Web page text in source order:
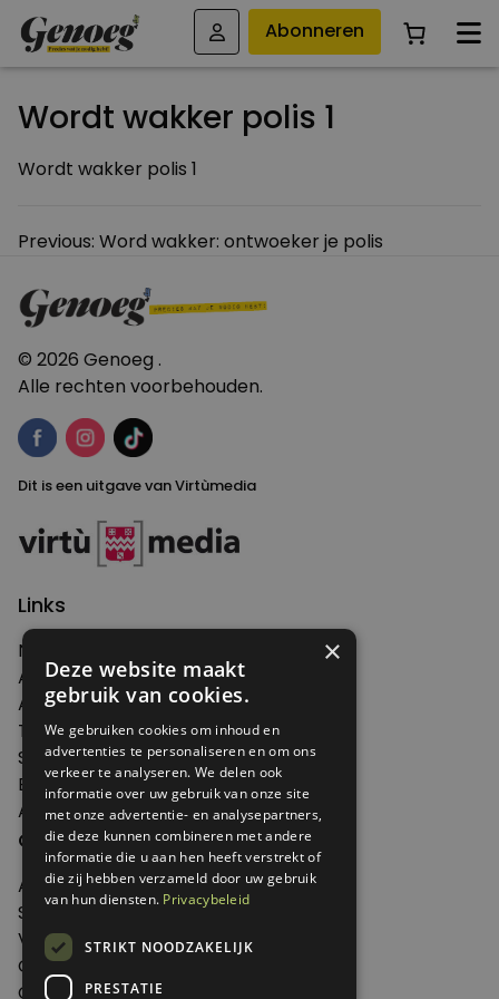
Abonneren
Wordt wakker polis 1
Wordt wakker polis 1
Bericht
Previous: Word wakker: ontwoeker je polis
© 2026 Genoeg .
Alle rechten voorbehouden.
Dit is een uitgave van Virtùmedia
Links
Nieuws
Artikelen
Agenda
Thema's
Shop
Edities
Abonneren
Over Genoeg
Adverteren
Samenwerken
Verkooppunten
Over Genoeg
Contact
×
Deze website maakt
gebruik van cookies.
We gebruiken cookies om inhoud en
advertenties te personaliseren en om ons
verkeer te analyseren. We delen ook
informatie over uw gebruik van onze site
met onze advertentie- en analysepartners,
die deze kunnen combineren met andere
informatie die u aan hen heeft verstrekt of
die zij hebben verzameld door uw gebruik
van hun diensten. Privacybeleid
STRIKT NOODZAKELIJK
PRESTATIE